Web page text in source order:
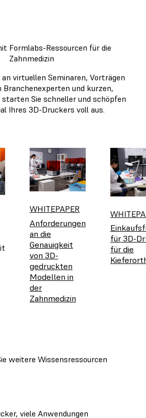
Formlabs-Ressourcen für die
Zahnmedizin
virtuellen Seminaren, Vorträgen
Branchenexperten und kurzen,
starten Sie schneller und schöpfen
Ihres 3D-Druckers voll aus.
WHITEPAPER
Anforderungen
an die
Genauigkeit
von 3D-
gedruckten
Modellen in
der
Zahnmedizin
für 3D-
für die
weitere Wissensressourcen
viele Anwendungen